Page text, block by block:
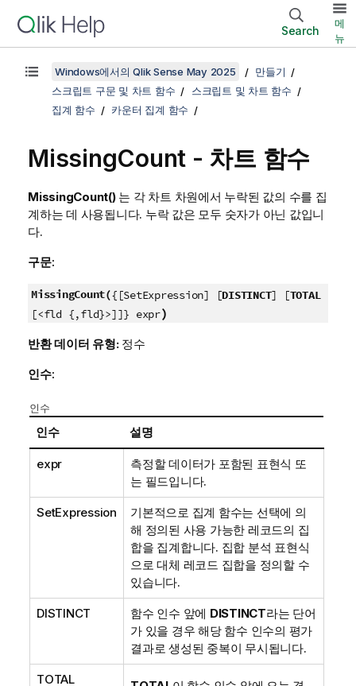
Search
메
뉴
Windows에서의 Qlik Sense May 2025
만들기
스크립트 구문 및 차트 함수
스크립트 및 차트 함수
집계 함수
카운터 집계 함수
MissingCount - 차트 함수
MissingCount() 는 각 차트 차원에서 누락된 값의 수를 집
계하는 데 사용됩니다. 누락 값은 모두 숫자가 아닌 값입니
다.
구문:
MissingCount({[SetExpression] [DISTINCT] [TOTAL
[<fld {,fld}>]]} expr)
반환 데이터 유형: 정수
인수:
인수
인수 설명
expr
측정할 데이터가 포함된 표현식 또
는 필드입니다.
SetExpression
기본적으로 집계 함수는 선택에 의
해 정의된 사용 가능한 레코드의 집
합을 집계합니다. 집합 분석 표현식
으로 대체 레코드 집합을 정의할 수
있습니다.
DISTINCT 함수 인수 앞에 DISTINCT라는 단어
가 있을 경우 해당 함수 인수의 평가
결과로 생성된 중복이 무시됩니다.
TOTAL